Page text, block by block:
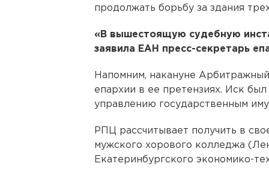
продолжать борьбу за здания
«В вышестоящую судебную
заявила ЕАН пресс-секретарь
Напомним, накануне
епархии в ее претензиях. Иск
управлению государственным
РПЦ рассчитывает получить в
мужского хорового колледжа
Екатеринбургского экономико-